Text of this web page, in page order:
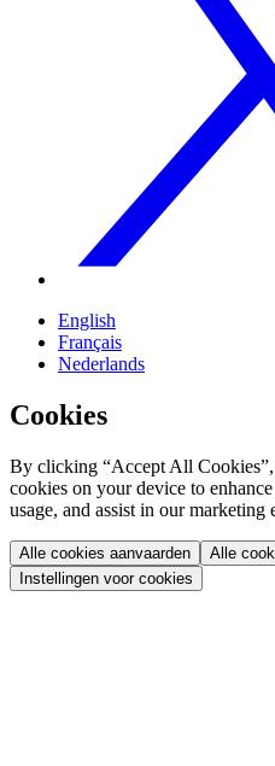
English
Français
Nederlands
Cookies
By clicking “Accept All
cookies on your device to
usage, and assist in our marketing
Alle cookies aanvaarden
Alle
Instellingen voor cookies